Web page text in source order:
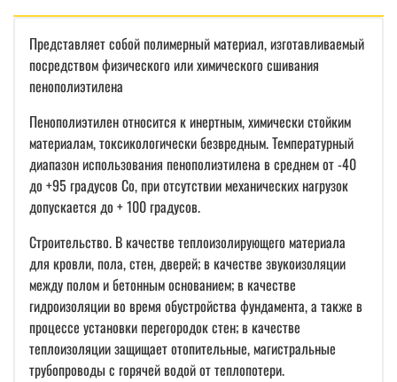
Представляет собой полимерный материал, изготавливаемый
посредством физического или химического сшивания
пенополиэтилена
Пенополиэтилен относится к инертным, химически стойким
материалам, токсикологически безвредным. Температурный
диапазон использования пенополиэтилена в среднем от -40
до +95 градусов Со, при отсутствии механических нагрузок
допускается до + 100 градусов.
Строительство. В качестве теплоизолирующего материала
для кровли, пола, стен, дверей; в качестве звукоизоляции
между полом и бетонным основанием; в качестве
гидроизоляции во время обустройства фундамента, а также в
процессе установки перегородок стен; в качестве
теплоизоляции защищает отопительные, магистральные
трубопроводы с горячей водой от теплопотери.